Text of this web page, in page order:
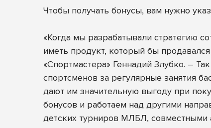
Чтобы получать бонусы, вам нужно
«Когда мы разрабатывали стратегию
иметь продукт, который бы
«Спортмастера» Геннадий Злубко. –
спортсменов за регулярные занятия
дают им значительную выгоду при
бонусов и работаем над другими
детских турниров МЛБЛ, совместными